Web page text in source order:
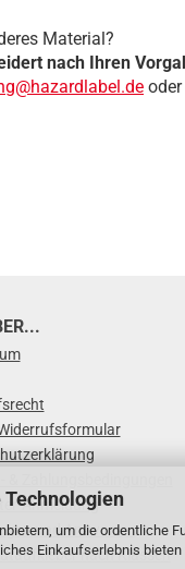
Technologien
um die ordentliche
Einkaufserlebnis
Material?
nach Ihren
Anmeldung
und Antworten
nach Klassen